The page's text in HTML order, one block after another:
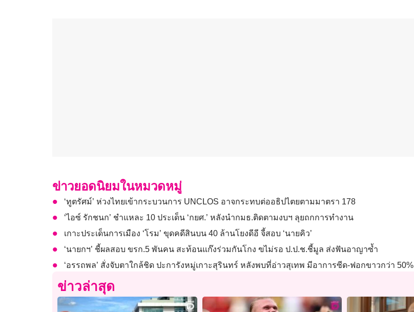
ข่าวยอดนิยมในหมวดหมู่
‘ทูตรัศม์’ ห่วงไทยเข้ากระบวนการ UNCLOS อาจกระทบต่ออธิปไตยตามมาตรา 178
‘ไอซ์ รักชนก’ ชำแหละ 10 ประเด็น ‘กยศ.’ หลังนำกมธ.ติดตามงบฯ ลุยถกการทำงาน
เกาะประเด็นการเมือง ‘โรม’ ขุดคดีสินบน 40 ล้านโยงดีอี จี้สอบ ‘นายคิว’
‘นายกฯ’ ชี้ผลสอบ ขรก.5 พันคน สะท้อนแก๊งร่วมกันโกง ฃไม่รอ ป.ป.ช.ชี้มูล ส่งฟันอาญาซ้ำ
‘อรรถพล’ สั่งจับตาใกล้ชิด ปะการังหมู่เกาะสุรินทร์ หลังพบที่อ่าวสุเทพ มีอาการซีด-ฟอกขาวกว่า 50%
ข่าวล่าสุด